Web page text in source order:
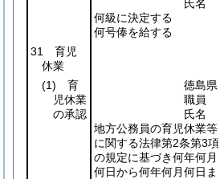
氏名
何級に決定する
何号俸を給する
31 育児
休業
(1) 育
児休業
の承認
徳島県
職員
氏名
地方公務員の育児休業等
に関する法律第2条第3項
の規定に基づき何年何月
何日から何年何月何日ま